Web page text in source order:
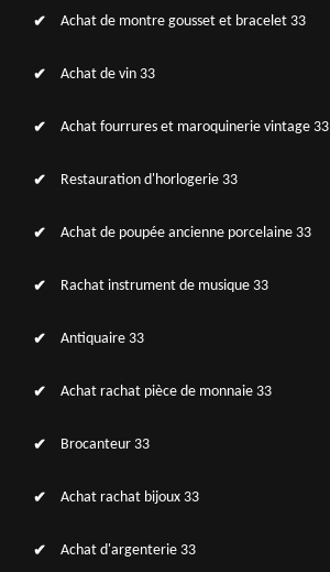
Achat de montre gousset et bracelet 33
Achat de vin 33
Achat fourrures et maroquinerie vintage 33
Restauration d'horlogerie 33
Achat de poupée ancienne porcelaine 33
Rachat instrument de musique 33
Antiquaire 33
Achat rachat pièce de monnaie 33
Brocanteur 33
Achat rachat bijoux 33
Achat d'argenterie 33